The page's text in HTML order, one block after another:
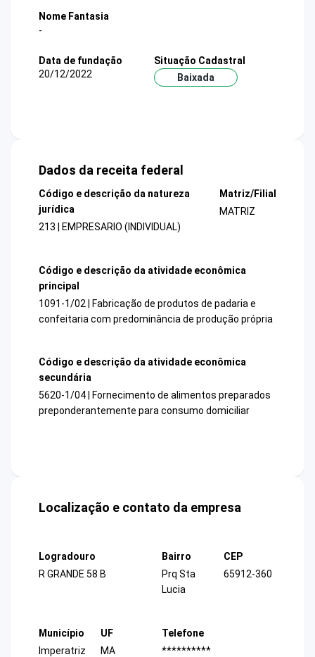
Nome Fantasia
-
Data de fundação
20/12/2022
Situação Cadastral
Baixada
Dados da receita federal
Código e descrição da natureza
jurídica
213 | EMPRESARIO (INDIVIDUAL)
Matriz/Filial
MATRIZ
Código e descrição da atividade econômica
principal
1091-1/02 | Fabricação de produtos de padaria e
confeitaria com predominância de produção própria
Código e descrição da atividade econômica
secundária
5620-1/04 | Fornecimento de alimentos preparados
preponderantemente para consumo domiciliar
Localização e contato da empresa
Logradouro
R GRANDE 58 B
Bairro
Prq Sta
Lucia
CEP
65912-360
Município
Imperatriz
UF
MA
Telefone
**********